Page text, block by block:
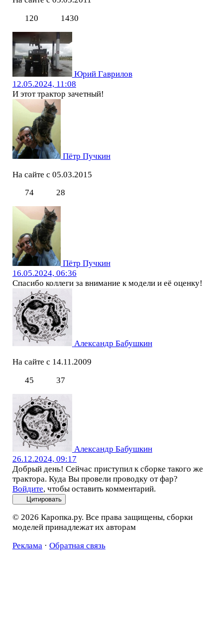
120
1430
Юрий Гаврилов
12.05.2024, 11:08
И этот трактор зачетный!
Пётр Пучкин
На сайте с 05.03.2015
74
28
Пётр Пучкин
16.05.2024, 06:36
Спасибо коллеги за внимание к модели и её оценку!
Александр Бабушкин
На сайте с 14.11.2009
45
37
Александр Бабушкин
26.12.2024, 09:17
Добрый день! Сейчас приступил к сборке такого же
трактора. Куда Вы провели проводку от фар?
Войдите, чтобы оставить комментарий.
Цитировать
© 2026 Каропка.ру. Все права защищены, сборки
моделей принадлежат их авторам
Реклама· Обратная связь